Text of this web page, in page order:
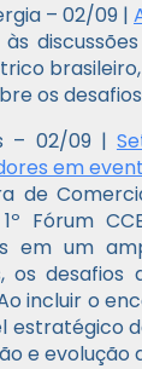
– 02/09 |
às
os
– 02/09 |
em
de
Fórum
em um
os desafios
incluir o
estratégico
e evolução